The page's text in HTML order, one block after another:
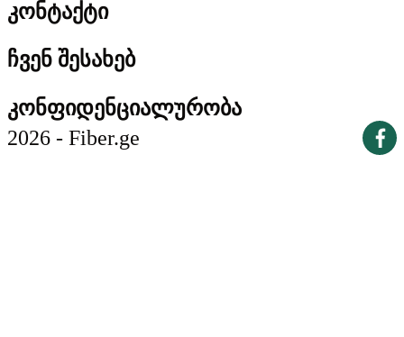
კონტაქტი
ჩვენ შესახებ
კონფიდენციალურობა
2026 - Fiber.ge